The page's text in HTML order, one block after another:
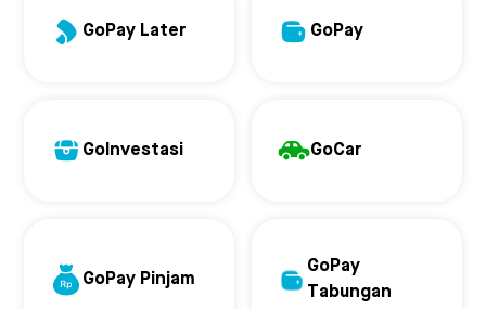
GoPay Later GoPay
GoInvestasi GoCar
GoPay Pinjam
GoPay
Tabungan